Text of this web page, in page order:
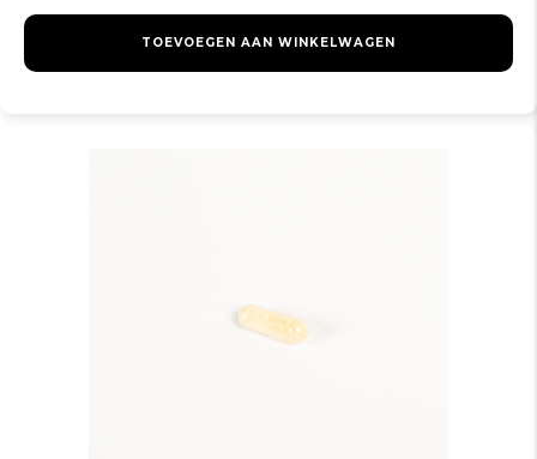
TOEVOEGEN AAN WINKELWAGEN